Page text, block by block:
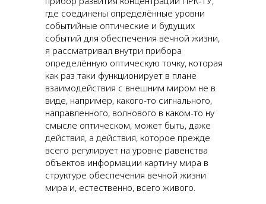
где соединены определённые уровни
событийные оптические и будущих
событий для обеспечения вечной жизни,
я рассматривал внутри прибора
определённую оптическую точку, которая
как раз таки функционирует в плане
взаимодействия с внешним миром не в
виде, например, какого-то сигнального,
направленного, волнового в каком-то ну
смысле оптическом, может быть, даже
действия, а действия, которое прежде
всего регулирует на уровне равенства
объектов информации картину мира в
структуре обеспечения вечной жизни
мира и, естественно, всего живого.